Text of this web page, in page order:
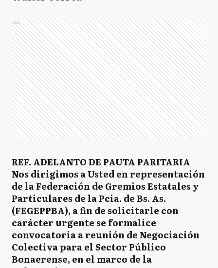
Ads
REF. ADELANTO DE PAUTA PARITARIA
Nos dirigimos a Usted en representación
de la Federación de Gremios Estatales y
Particulares de la Pcia. de Bs. As.
(FEGEPPBA), a fin de solicitarle con
carácter urgente se formalice
convocatoria a reunión de Negociación
Colectiva para el Sector Público
Bonaerense, en el marco de la